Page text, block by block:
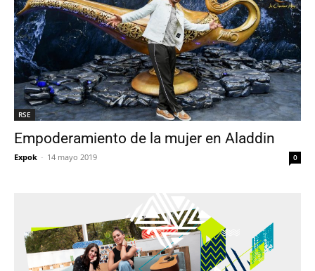
RSE
Empoderamiento de la mujer en Aladdin
Expok - 14 mayo 2019 0